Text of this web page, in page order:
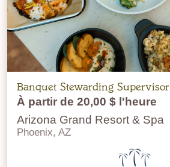
Banquet Stewarding Supervisor
À partir de 20,00 $ l'heure
Arizona Grand Resort & Spa
Phoenix, AZ